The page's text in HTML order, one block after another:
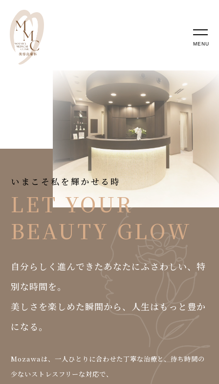
MENU
いまこそ私を輝かせる時
LET YOUR
BEAUTY GLOW
自分らしく進んできたあなたにふさわしい、特
別な時間を。
美しさを楽しめた瞬間から、人生はもっと豊か
になる。
Mozawaは、一人ひとりに合わせた丁寧な治療と、待ち時間の
少ないストレスフリーな対応で、